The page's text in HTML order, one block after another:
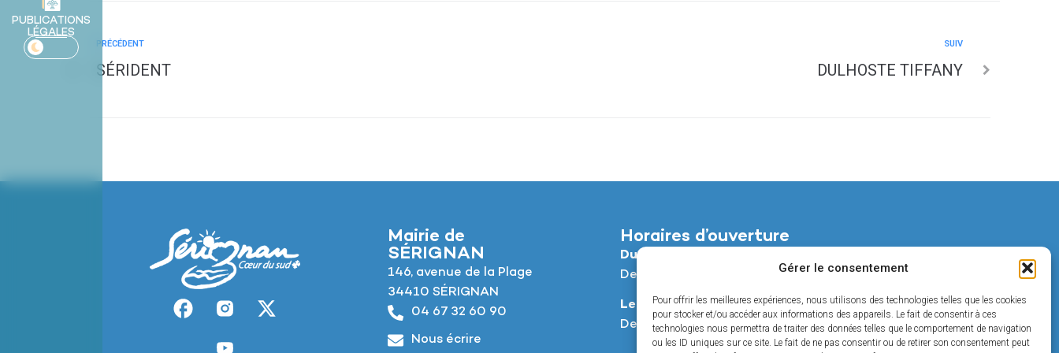
Gérer le consentement
Pour offrir les meilleures expériences, nous utilisons des technologies telles que les cookies
pour stocker et/ou accéder aux informations des appareils. Le fait de consentir à ces
technologies nous permettra de traiter des données telles que le comportement de navigation
ou les ID uniques sur ce site. Le fait de ne pas consentir ou de retirer son consentement peut
PUBLICATIONS
LÉGALES
PRÉCÉDENT
SÉRIDENT
SUIV
DULHOSTE TIFFANY
Mairie de
SÉRIGNAN
146, avenue de la Plage
34410 SÉRIGNAN
04 67 32 60 90
Nous écrire
Horaires d’ouverture
Du lundi au jeudi :
De 8h à 12h et de 14h à 18h
Le vendredi :
De 8h à 12h et de 14h à 17h